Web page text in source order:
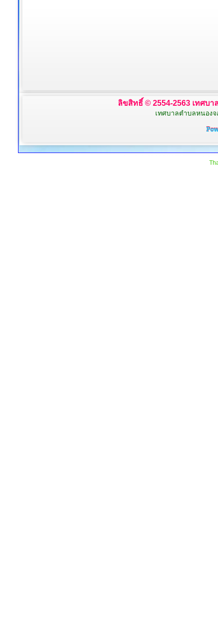
ลิขสิทธิ์ © 2554-2563 เทศบ
เทศบาลตำบลหนองจ